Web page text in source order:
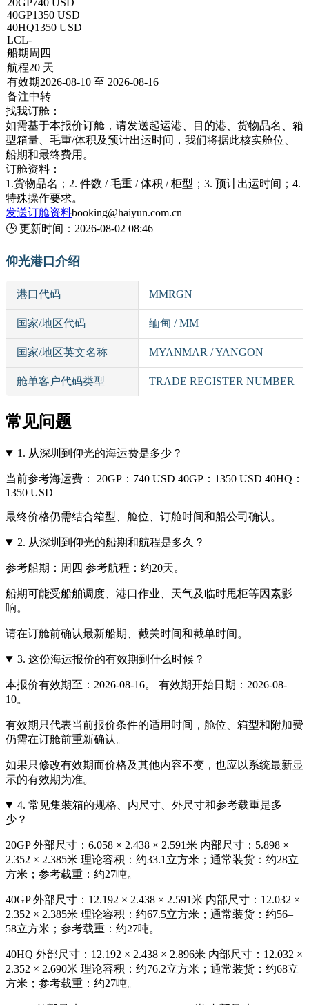
20GP740 USD
40GP1350 USD
40HQ1350 USD
LCL-
船期 周四
航程20 天
有效期2026-08-10 至 2026-08-16
备注中转
找我订舱：
如需基于本报价订舱，请发送起运港、目的港、货物品名、箱
型箱量、毛重/体积及预计出运时间，我们将据此核实舱位、
船期和最终费用。
订舱资料：
1.货物品名；2. 件数 / 毛重 / 体积 / 柜型；3. 预计出运时间；4.
特殊操作要求。
发送订舱资料booking@haiyun.com.cn
🕒 更新时间： 2026-08-02 08:46
仰光港口介绍
港口代码 MMRGN
国家/地区代码 缅甸 / MM
国家/地区英文名称 MYANMAR / YANGON
舱单客户代码类型 TRADE REGISTER NUMBER
常见问题
1. 从深圳到仰光的海运费是多少？
当前参考海运费： 20GP：740 USD 40GP：1350 USD 40HQ：
1350 USD
最终价格仍需结合箱型、舱位、订舱时间和船公司确认。
2. 从深圳到仰光的船期和航程是多久？
参考船期：周四 参考航程：约20天。
船期可能受船舶调度、港口作业、天气及临时甩柜等因素影
响。
请在订舱前确认最新船期、截关时间和截单时间。
3. 这份海运报价的有效期到什么时候？
本报价有效期至：2026-08-16。 有效期开始日期：2026-08-
10。
有效期只代表当前报价条件的适用时间，舱位、箱型和附加费
仍需在订舱前重新确认。
如果只修改有效期而价格及其他内容不变，也应以系统最新显
示的有效期为准。
4. 常见集装箱的规格、内尺寸、外尺寸和参考载重是多
少？
20GP 外部尺寸：6.058 × 2.438 × 2.591米 内部尺寸：5.898 ×
2.352 × 2.385米 理论容积：约33.1立方米；通常装货：约28立
方米；参考载重：约27吨。
40GP 外部尺寸：12.192 × 2.438 × 2.591米 内部尺寸：12.032 ×
2.352 × 2.385米 理论容积：约67.5立方米；通常装货：约56–
58立方米；参考载重：约27吨。
40HQ 外部尺寸：12.192 × 2.438 × 2.896米 内部尺寸：12.032 ×
2.352 × 2.690米 理论容积：约76.2立方米；通常装货：约68立
方米；参考载重：约27吨。